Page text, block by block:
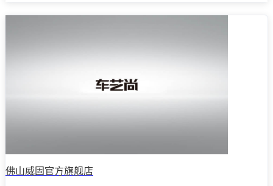
佛山威固官方旗舰店